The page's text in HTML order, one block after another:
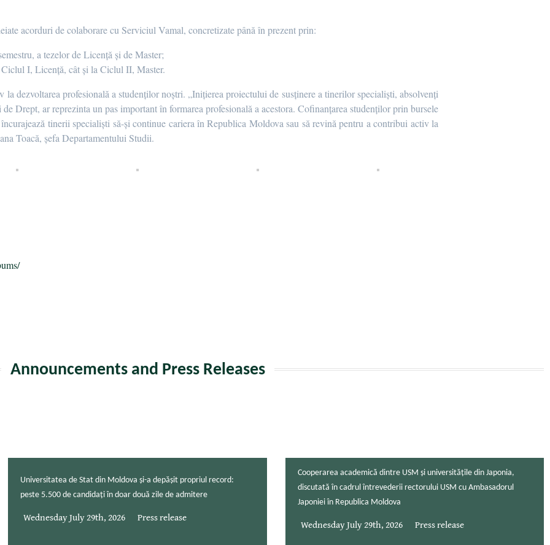
acorduri de colaborare cu Serviciul Vamal, concretizate până în prezent prin:
a tezelor de Licență și de Master;
I, Licență, cât și la Ciclul II, Master.
dezvoltarea profesională a studenților noștri. „Inițierea proiectului de susținere a tinerilor specialiști, absolvenți
Drept, ar reprezinta un pas important în formarea profesională a acestora. Cofinanțarea studenților prin bursele
tinerii specialiști să-și continue cariera în Republica Moldova sau să revină pentru a contribui activ la
Toacă, șefa Departamentului Studii.
Announcements and Press Releases
Universitatea de Stat din Moldova și-a depășit propriul record:
peste 5.500 de candidați în doar două zile de admitere
Wednesday July 29th, 2026 Press release
Cooperarea academică dintre USM și universitățile din Japonia,
discutată în cadrul întrevederii rectorului USM cu Ambasadorul
Japoniei în Republica Moldova
Wednesday July 29th, 2026 Press release